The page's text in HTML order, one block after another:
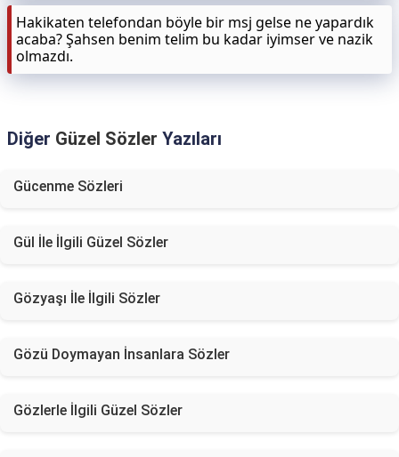
Hakikaten telefondan böyle bir msj gelse ne yapardık
acaba? Şahsen benim telim bu kadar iyimser ve nazik
olmazdı.
Diğer Güzel Sözler Yazıları
Gücenme Sözleri
Gül İle İlgili Güzel Sözler
Gözyaşı İle İlgili Sözler
Gözü Doymayan İnsanlara Sözler
Gözlerle İlgili Güzel Sözler